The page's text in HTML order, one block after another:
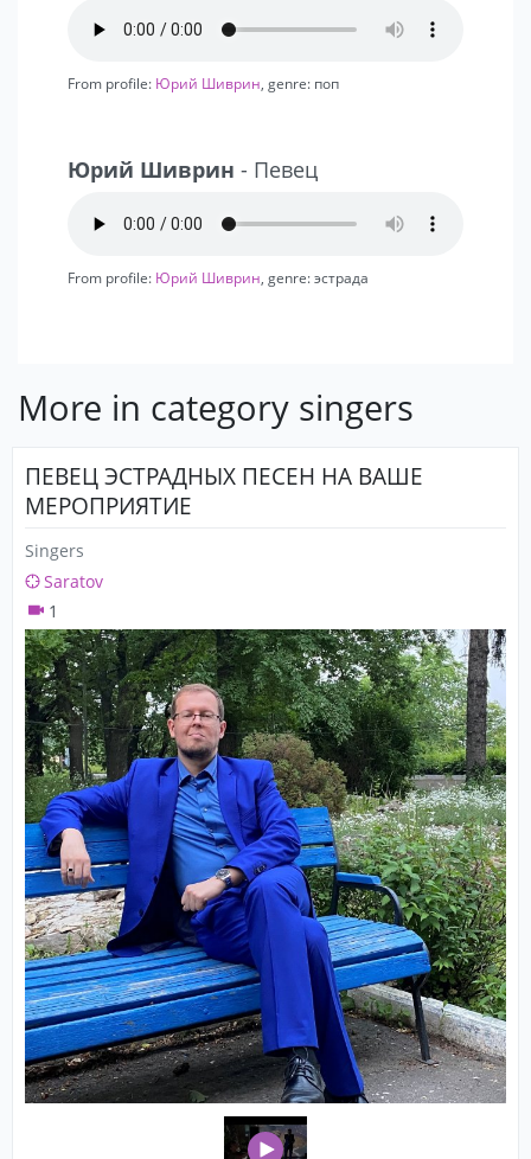
From profile: Юрий Шиврин , genre: поп
Юрий Шиврин - Певец
From profile: Юрий Шиврин , genre: эстрада
More in category singers
ПЕВЕЦ ЭСТРАДНЫХ ПЕСЕН НА ВАШЕ
МЕРОПРИЯТИЕ
Singers
Saratov
1